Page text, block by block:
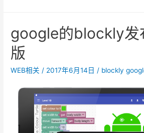
google的blockly发
版
WEB相关 / 2017年6月14日 / blockly